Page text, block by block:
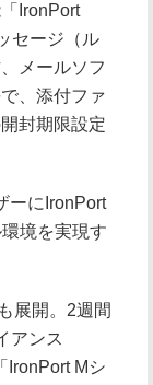
IronPort
セージ（ル
メールソフ
、添付ファ
封期限設定
ーにIronPort
境を実現す
展開。2週間
アンス
IronPort Mシ